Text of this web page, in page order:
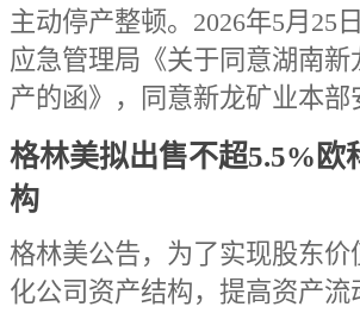
主动停产整顿。2026年5月25
应急管理局《关于同意湖南
产的函》，同意新龙矿业本
格林美拟出售不超5.5%欧
构
格林美公告，为了实现股东
化公司资产结构，提高资产